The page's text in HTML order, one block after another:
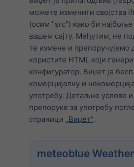
можете изменити својства
(осим "src") како би најбоље
вашем сајту. Међутим, не
те измене и препоручујемо
користите HTML који
конфигуратор. Виџет је
комерцијалну и
употребу. Детаљне услове и
препоруке за употребу
страници „Виџет“.
meteoblue